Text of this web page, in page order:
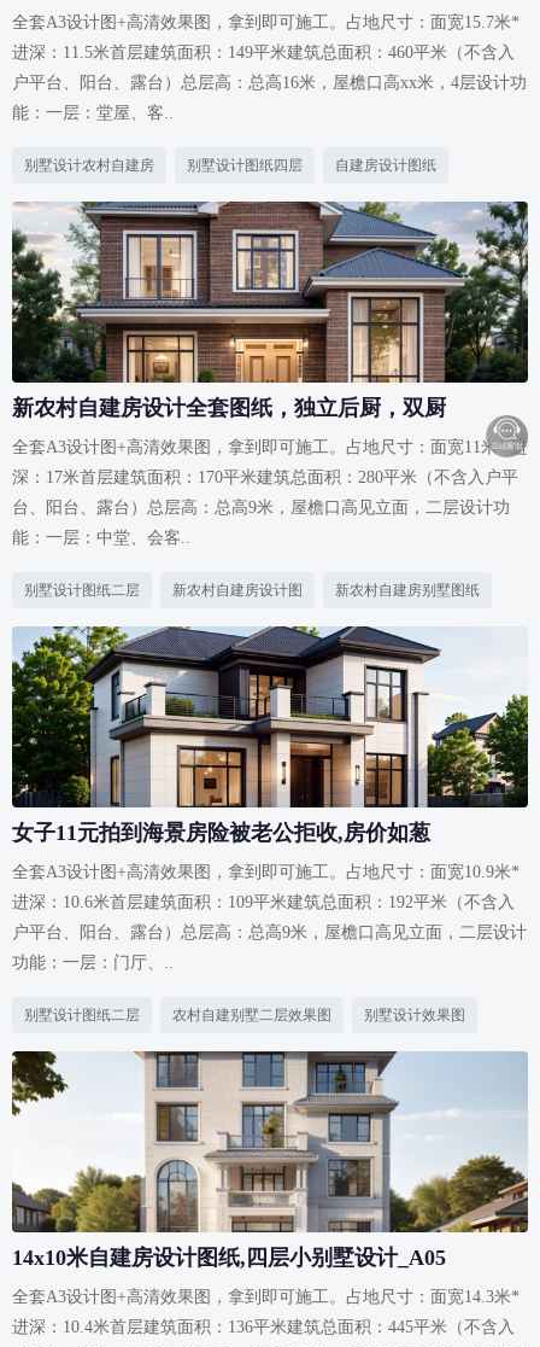
全套A3设计图+高清效果图，拿到即可施工。占地尺寸：面宽15.7米*
进深：11.5米首层建筑面积：149平米建筑总面积：460平米（不含入
户平台、阳台、露台）总层高：总高16米，屋檐口高xx米，4层设计功
能：一层：堂屋、客..
别墅设计农村自建房 别墅设计图纸四层 自建房设计图纸
新农村自建房设计全套图纸，独立后厨，双厨
全套A3设计图+高清效果图，拿到即可施工。占地尺寸：面宽11米* 进
深：17米首层建筑面积：170平米建筑总面积：280平米（不含入户平
台、阳台、露台）总层高：总高9米，屋檐口高见立面，二层设计功
能：一层：中堂、会客..
别墅设计图纸二层 新农村自建房设计图 新农村自建房别墅图纸
女子11元拍到海景房险被老公拒收,房价如葱
全套A3设计图+高清效果图，拿到即可施工。占地尺寸：面宽10.9米*
进深：10.6米首层建筑面积：109平米建筑总面积：192平米（不含入
户平台、阳台、露台）总层高：总高9米，屋檐口高见立面，二层设计
功能：一层：门厅、..
别墅设计图纸二层 农村自建别墅二层效果图 别墅设计效果图
14x10米自建房设计图纸,四层小别墅设计_A05
全套A3设计图+高清效果图，拿到即可施工。占地尺寸：面宽14.3米*
进深：10.4米首层建筑面积：136平米建筑总面积：445平米（不含入